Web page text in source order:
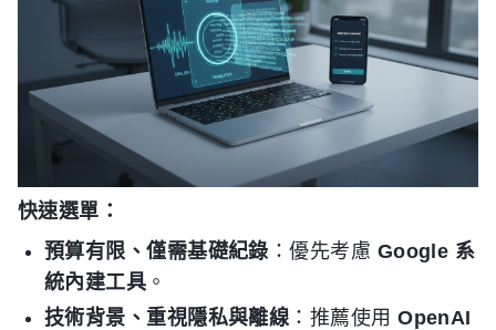
快速選單：
預算有限、僅需基礎紀錄 ：優先考慮 Google 系
統內建工具 。
技術背景、重視隱私與離線 ：推薦使用OpenAI